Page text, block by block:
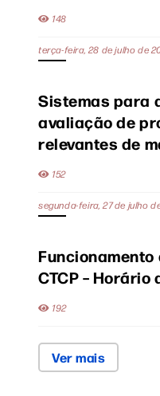
148
terça-feira, 28 de julho de
Sistemas para
avaliação de
relevantes de
152
segunda-feira, 27 de julho
CTCP – Horário
192
Ver mais